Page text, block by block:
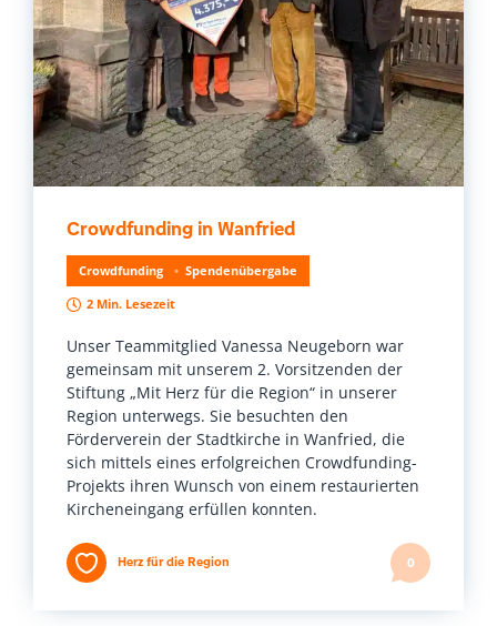
Crowdfunding in Wanfried
Crowdfunding Spendenübergabe
2 Min. Lesezeit
Unser Teammitglied Vanessa Neugeborn war
gemeinsam mit unserem 2. Vorsitzenden der
Stiftung „Mit Herz für die Region“ in unserer
Region unterwegs. Sie besuchten den
Förderverein der Stadtkirche in Wanfried, die
sich mittels eines erfolgreichen Crowdfunding-
Projekts ihren Wunsch von einem restaurierten
Kircheneingang erfüllen konnten.
Herz für die Region 0